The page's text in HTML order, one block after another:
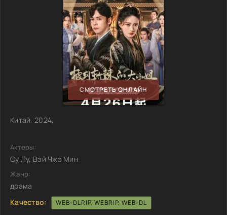
СМОТРЕТЬ ОНЛАЙН
Китай, 2024,
Актеры:
Су Лу, Вэй Чжэ Мин
Жанр:
драма
Качество:
WEB-DLRIP, WEBRIP, WEB-DL